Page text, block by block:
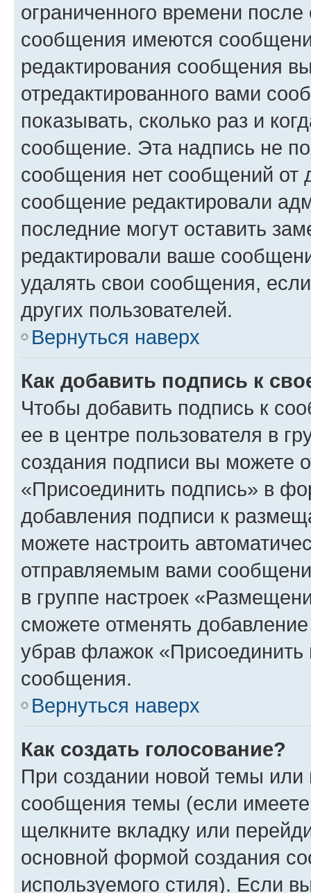
ограниченного времени
сообщения имеются
редактирования сообщения
отредактированного вами
показывать, сколько раз и
сообщение. Эта надпись не
сообщения нет сообщений от
сообщение редактировали
последние могут оставить
редактировали ваше
удалять свои сообщения,
других пользователей.
Вернуться наверх
Как добавить подпись к
Чтобы добавить подпись к
ее в центре пользователя в
создания подписи вы можете
«Присоединить подпись» в
добавления подписи к
можете настроить
отправляемым вами
в группе настроек
сможете отменять
убрав флажок
сообщения.
Вернуться наверх
Как создать голосование?
При создании новой темы или
сообщения темы (если
щелкните вкладку или
основной формой создания
используемого стиля). Если